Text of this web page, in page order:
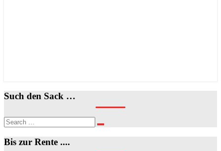
Such den Sack …
Search
for:
Search
Bis zur Rente ....